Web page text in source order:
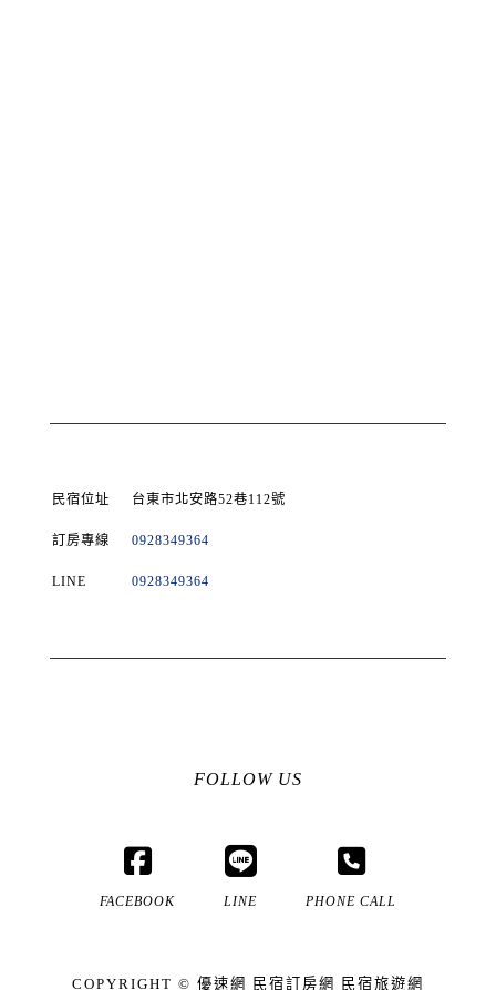
民宿位址 台東市北安路52巷112號
訂房專線 0928349364
LINE 0928349364
FOLLOW US
FACEBOOK LINE PHONE CALL
COPYRIGHT © 優速網 民宿訂房網 民宿旅遊網